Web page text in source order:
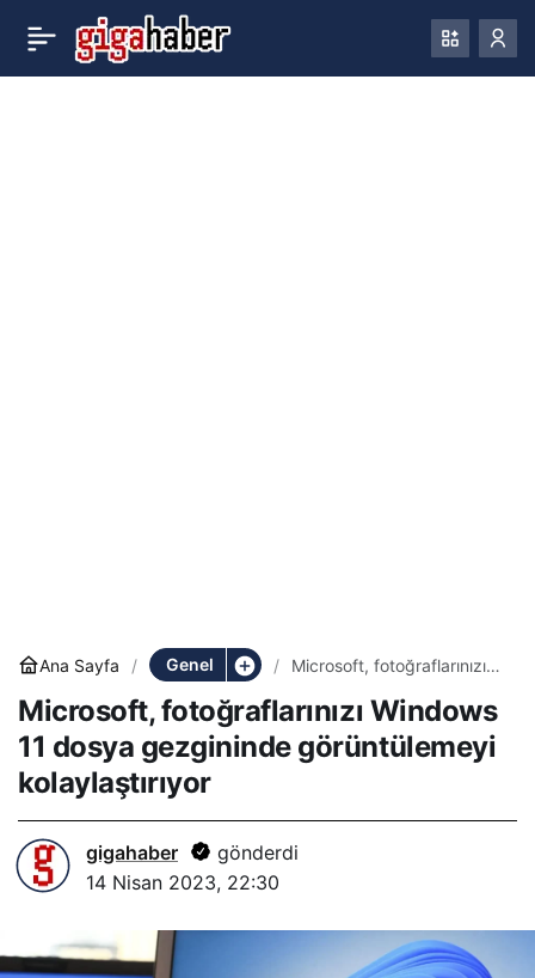
Ana Sayfa Genel
Microsoft, fotoğraflarınızı
gezgininde görüntülemeyi
kolaylaştırıyor
Microsoft, fotoğraflarınızı Windows
11 dosya gezgininde görüntülemeyi
kolaylaştırıyor
gigahaber
gönderdi
14 Nisan 2023, 22:30
Amsterdam mahkemesi, Paylaş